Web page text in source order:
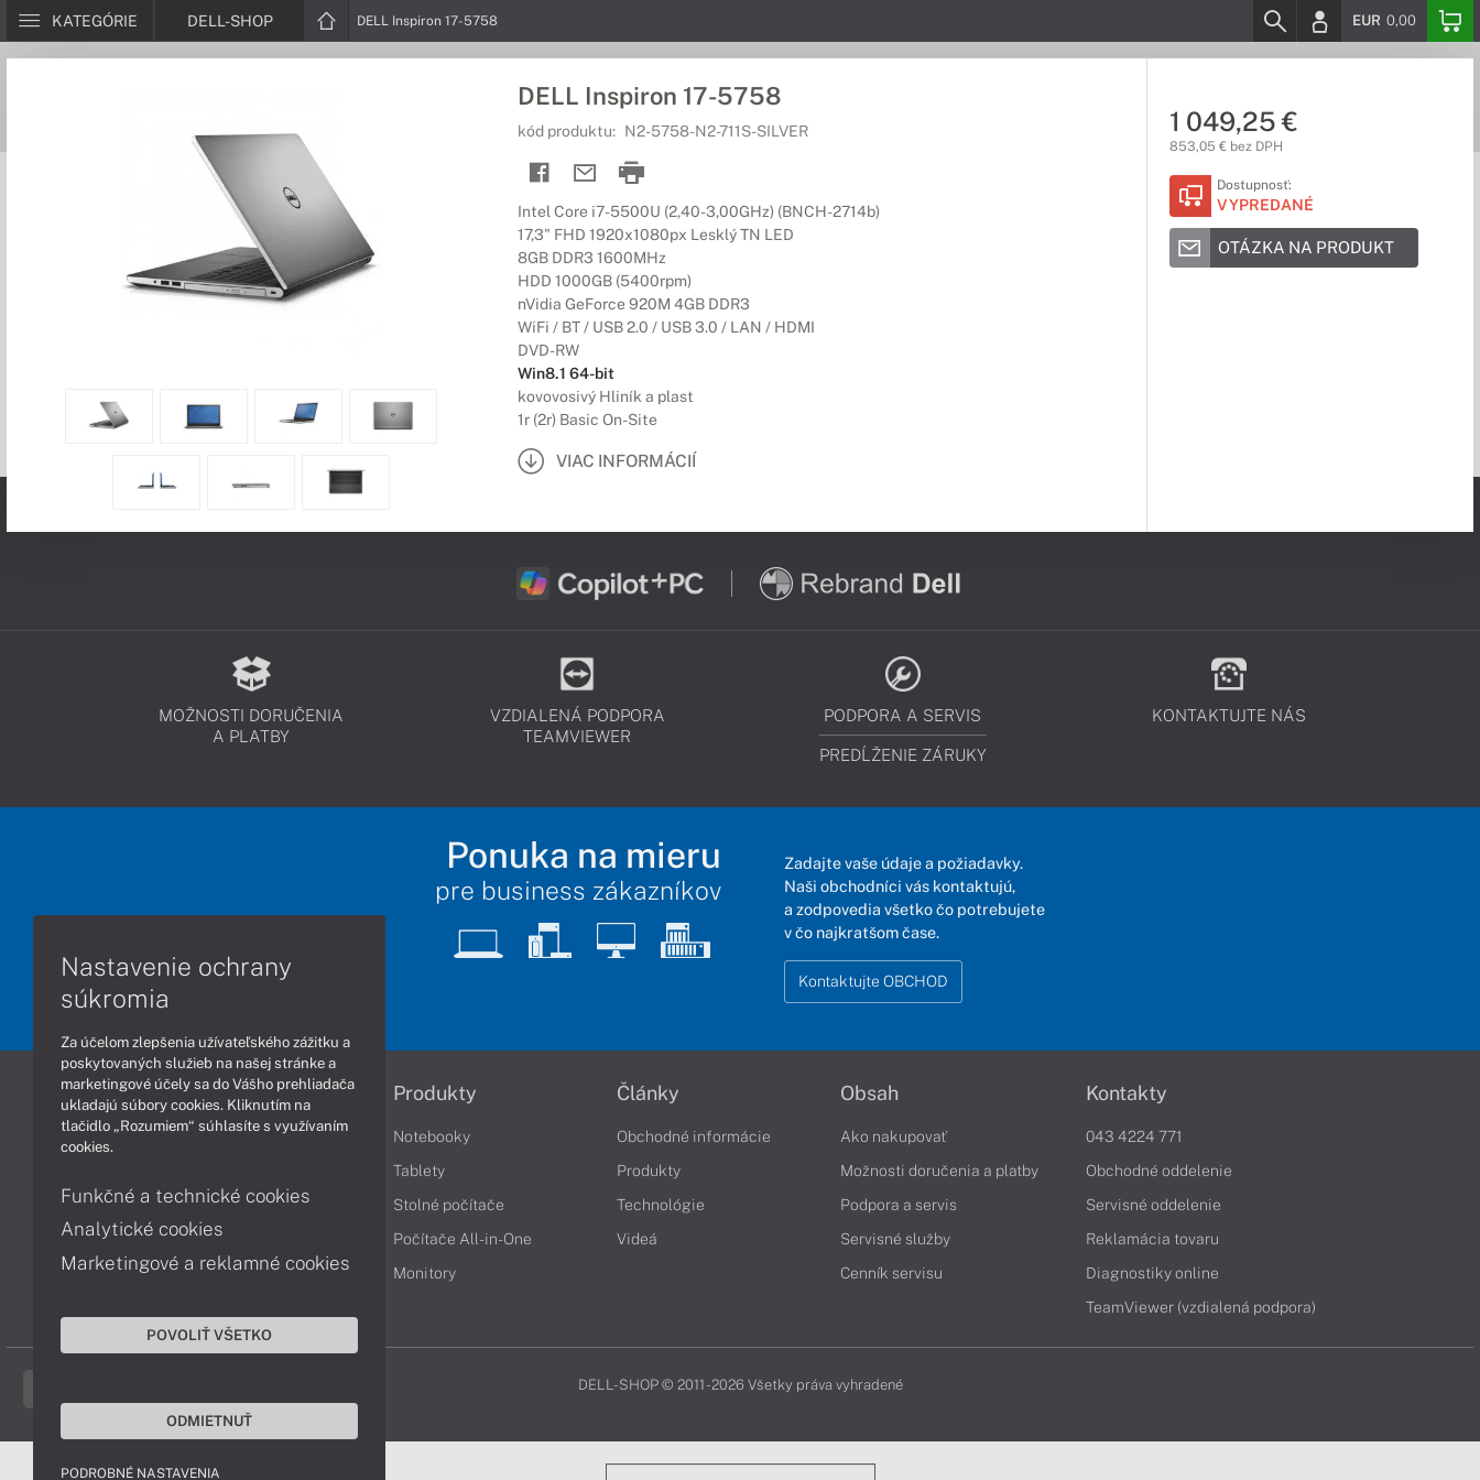
KATEGÓRIE DELL-SHOP DELL Inspiron 17-5758 EUR 0,00
DELL Inspiron 17-5758
kód produktu: N2-5758-N2-711S-SILVER
Intel Core i7-5500U (2,40-3,00GHz) (BNCH-2714b)
17,3" FHD 1920x1080px Lesklý TN LED
8GB DDR3 1600MHz
HDD 1000GB (5400rpm)
nVidia GeForce 920M 4GB DDR3
WiFi / BT / USB 2.0 / USB 3.0 / LAN / HDMI
DVD-RW
Win8.1 64-bit
kovovosivý Hliník a plast
1r (2r) Basic On-Site
VIAC INFORMÁCIÍ
1 049,25 €
853,05 € bez DPH
Dostupnosť:
VYPREDANÉ
OTÁZKA NA PRODUKT
MOŽNOSTI DORUČENIA
A PLATBY
VZDIALENÁ PODPORA
TEAMVIEWER
PODPORA A SERVIS
PREDĹŽENIE ZÁRUKY
KONTAKTUJTE NÁS
Ponuka na mieru
pre business zákazníkov
Zadajte vaše údaje a požiadavky.
Naši obchodníci vás kontaktujú,
a zodpovedia všetko čo potrebujete
v čo najkratšom čase.
Kontaktujte OBCHOD
Informácie
Obchodné podmienky
Ochrana osobných údajov
Vrátenie tovaru
Vyhlásenie o prístupnosti
Produkty
Notebooky
Tablety
Stolné počítače
Počítače All-in-One
Monitory
Články
Obchodné informácie
Produkty
Technológie
Videá
Obsah
Ako nakupovať
Možnosti doručenia a platby
Podpora a servis
Servisné služby
Cenník servisu
Kontakty
043 4224 771
Obchodné oddelenie
Servisné oddelenie
Reklamácia tovaru
Diagnostiky online
TeamViewer (vzdialená podpora)
DELL-SHOP © 2011 - 2026 Všetky práva vyhradené
Nastavenie ochrany
súkromia
Za účelom zlepšenia užívateľského zážitku a
poskytovaných služieb na našej stránke a
marketingové účely sa do Vášho prehliadača
ukladajú súbory cookies. Kliknutím na
tlačidlo „Rozumiem“ súhlasíte s využívaním
cookies.
Funkčné a technické cookies
Analytické cookies
Marketingové a reklamné cookies
POVOLIŤ VŠETKO
ODMIETNUŤ
PODROBNÉ NASTAVENIA